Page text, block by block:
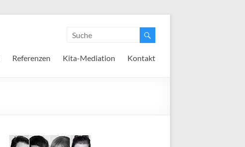
Referenzen Kita-Mediation Kontakt